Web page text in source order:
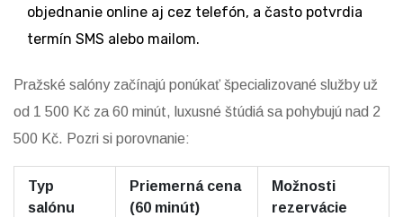
objednanie online aj cez telefón, a často potvrdia
termín SMS alebo mailom.
Pražské salóny začínajú ponúkať špecializované služby už
od 1 500 Kč za 60 minút, luxusné štúdiá sa pohybujú nad 2
500 Kč. Pozri si porovnanie:
Typ
salónu
Priemerná cena
(60 minút)
Možnosti
rezervácie